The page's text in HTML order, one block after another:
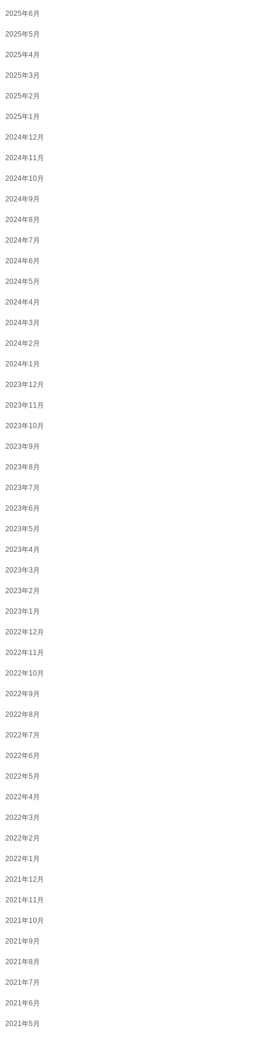
2025年6月
2025年5月
2025年4月
2025年3月
2025年2月
2025年1月
2024年12月
2024年11月
2024年10月
2024年9月
2024年8月
2024年7月
2024年6月
2024年5月
2024年4月
2024年3月
2024年2月
2024年1月
2023年12月
2023年11月
2023年10月
2023年9月
2023年8月
2023年7月
2023年6月
2023年5月
2023年4月
2023年3月
2023年2月
2023年1月
2022年12月
2022年11月
2022年10月
2022年9月
2022年8月
2022年7月
2022年6月
2022年5月
2022年4月
2022年3月
2022年2月
2022年1月
2021年12月
2021年11月
2021年10月
2021年9月
2021年8月
2021年7月
2021年6月
2021年5月